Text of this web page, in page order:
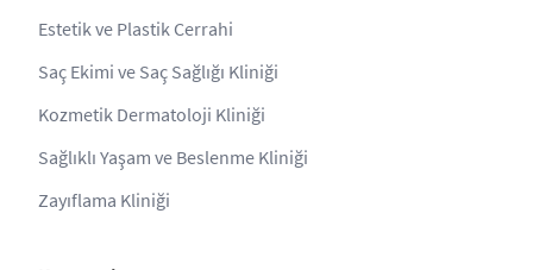
Estetik ve Plastik Cerrahi
Saç Ekimi ve Saç Sağlığı Kliniği
Kozmetik Dermatoloji Kliniği
Sağlıklı Yaşam ve Beslenme Kliniği
Zayıflama Kliniği